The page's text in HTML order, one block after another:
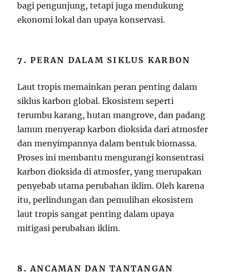
bagi pengunjung, tetapi juga mendukung
ekonomi lokal dan upaya konservasi.
7.PERAN DALAM SIKLUS KARBON
Laut tropis memainkan peran penting dalam
siklus karbon global. Ekosistem seperti
terumbu karang, hutan mangrove, dan padang
lamun menyerap karbon dioksida dari atmosfer
dan menyimpannya dalam bentuk biomassa.
Proses ini membantu mengurangi konsentrasi
karbon dioksida di atmosfer, yang merupakan
penyebab utama perubahan iklim. Oleh karena
itu, perlindungan dan pemulihan ekosistem
laut tropis sangat penting dalam upaya
mitigasi perubahan iklim.
8.ANCAMAN DAN TANTANGAN